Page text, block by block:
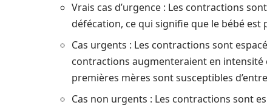
Vrais cas d’urgence : Les contractions
défécation, ce qui signifie que le bébé est
Cas urgents : Les contractions sont
contractions augmenteraient en intensité
premières mères sont susceptibles
Cas non urgents : Les contractions sont